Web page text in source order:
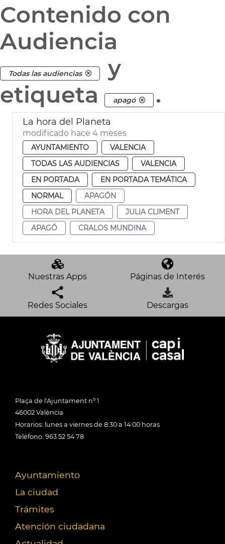
Contenido con
Audiencia
Todas las audiencias
y
etiqueta
apagó .
La hora del Planeta
modificado hace 4 meses
AYUNTAMIENTO
VALENCIA
TODAS LAS AUDIENCIAS
VALENCIA
EN PORTADA
EN PORTADA TEMÁTICA
NORMAL
APAGÓN
HORA DEL PLANETA
JULIA CLIMENT
APAGÓ
CRALOS MUNDINA
Nuestras Apps Páginas de Interés
Redes Sociales Descargas
Plaça de l'Ajuntament nº 1
46002 València
Horarios: lunes a viernes de 8:30 a 14:00 horas
Teléfono: 963 52 54 78
Ayuntamiento
La ciudad
Trámites
Atención ciudadana